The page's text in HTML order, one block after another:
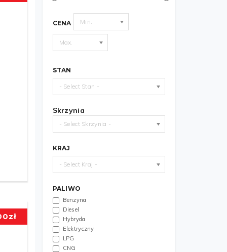
zł
CENA Min.
Max.
STAN
- Select Stan -
Skrzynia
- Select Skrzynia -
KRAJ
- Select Kraj -
PALIWO
Benzyna
Diesel
Hybryda
Elektryczny
LPG
CNG